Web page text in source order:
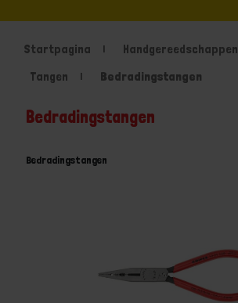
Startpagina
Handgereedschappen
Tangen
Bedradingstangen
Bedradingstangen
Bedradingstangen